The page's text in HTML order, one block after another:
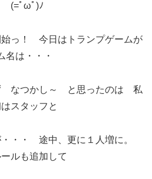
(=ﾟωﾟ)ﾉ
っ！ 今日はトランプゲームが
は・・・
つかし～ と思ったのは 私
スタッフと
・・・ 途中、更に１人増に。
ルも追加して